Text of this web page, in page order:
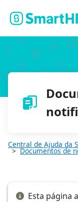
Central de Ajuda da
Documentos de
Esta página